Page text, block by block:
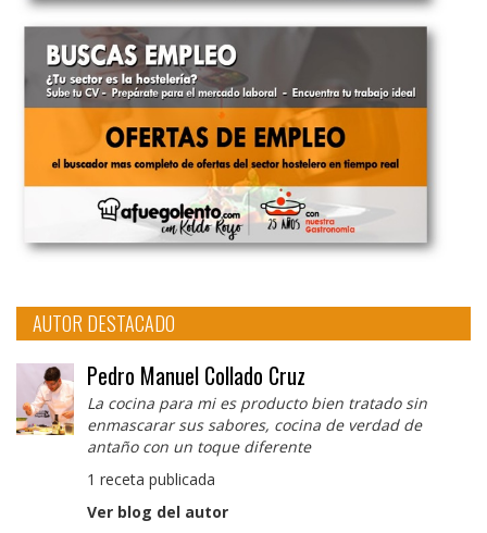
AUTOR DESTACADO
Pedro Manuel Collado Cruz
La cocina para mi es producto bien tratado sin
enmascarar sus sabores, cocina de verdad de
antaño con un toque diferente
1 receta publicada
Ver blog del autor